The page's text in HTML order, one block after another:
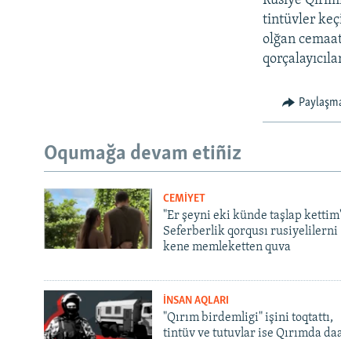
tintüvler
olğan
Oqumağa devam etiñiz
CEMİYET
"Er şeyni eki künde taşlap
Seferberlik qorqusı rusiyelilerni
kene memleketten quva
İNSAN AQLARI
"Qırım birdemligi" işini toqtattı,
tintüv ve tutuvlar ise Qırımda